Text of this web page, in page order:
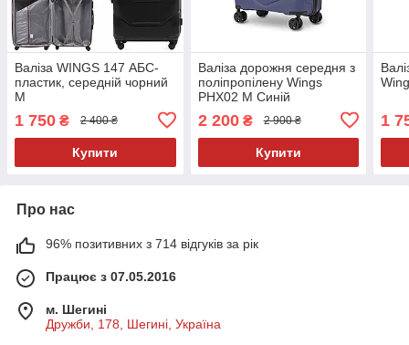
Валіза WINGS 147 АБС-
пластик, середній чорний
M
1 750 ₴ 2 400 ₴
Купити
Валіза дорожня середня з
поліпропілену Wings
PHX02 М Синій
2 200₴ 2 900 ₴
Купити
1
Про нас
96% позитивних з 714 відгуків за рік
Працює з 07.05.2016
м. Шегині
Дружби, 178, Шегині, Україна